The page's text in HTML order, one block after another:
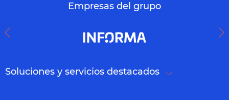
Empresas del grupo
Soluciones y servicios destacados